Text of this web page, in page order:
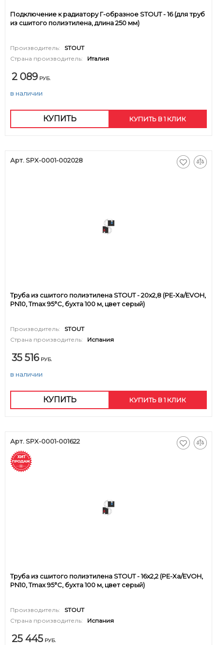
Подключение к радиатору Г-образное STOUT - 16 (для труб
из сшитого полиэтилена, длина 250 мм)
Производитель:
STOUT
Страна производитель:
Италия
2 089 РУБ.
в наличии
КУПИТЬ КУПИТЬ В 1 КЛИК
Арт. SPX-0001-002028
Труба из сшитого полиэтилена STOUT - 20x2,8 (PE-Xa/EVOH,
PN10, Tmax 95°C, бухта 100 м, цвет серый)
Производитель:
STOUT
Страна производитель:
Испания
35 516 РУБ.
в наличии
КУПИТЬ КУПИТЬ В 1 КЛИК
Арт. SPX-0001-001622
Труба из сшитого полиэтилена STOUT - 16x2,2 (PE-Xa/EVOH,
PN10, Tmax 95°C, бухта 100 м, цвет серый)
Производитель:
STOUT
Страна производитель:
Испания
25 445 РУБ.